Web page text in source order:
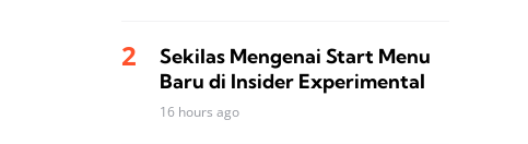
Sekilas Mengenai Start Menu
Baru di Insider Experimental
16 hours ago